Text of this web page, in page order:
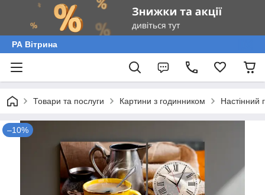
РА Вітрина
Товари та послуги Картини з годинником Настінний
–10%